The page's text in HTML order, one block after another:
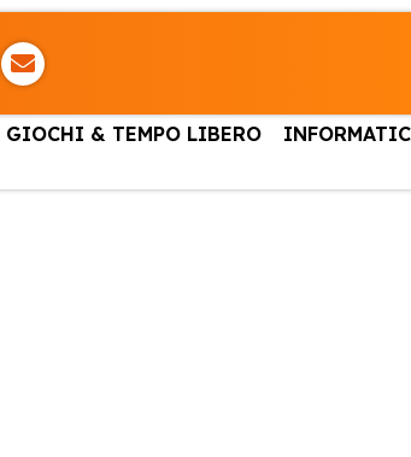
GIOCHI & TEMPO LIBERO